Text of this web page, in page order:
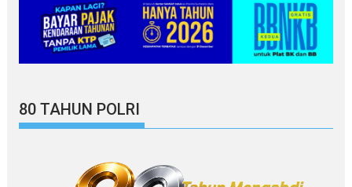
80 TAHUN POLRI